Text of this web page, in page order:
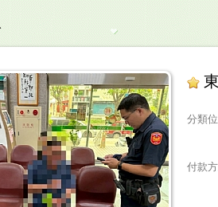
分類
付款方